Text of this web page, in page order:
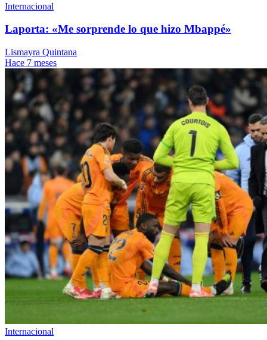
Internacional
Laporta: «Me sorprende lo que hizo Mbappé»
Lismayra Quintana
Hace 7 meses
Internacional